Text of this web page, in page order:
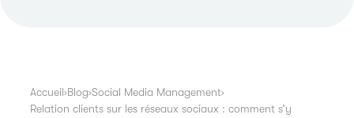
Accueil›Blog›Social Media Management›
Relation clients sur les réseaux sociaux : comment s’y